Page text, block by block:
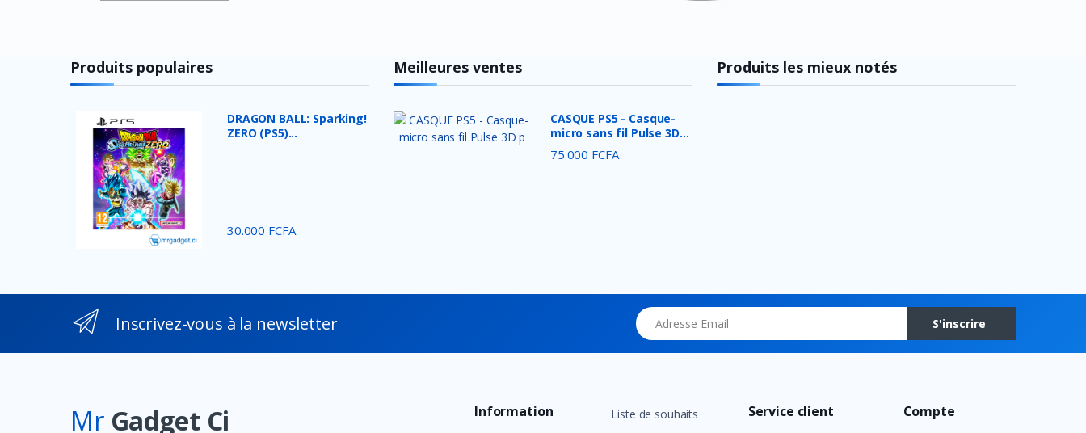
Produits populaires
DRAGON BALL: Sparking!
ZERO (PS5)...
30.000 FCFA
Meilleures ventes
CASQUE PS5 - Casque-
micro sans fil Pulse 3D
p...
75.000 FCFA
Produits les mieux notés
Inscrivez-vous à la newsletter Adresse Email
S'inscrire
Mr Gadget Ci Information
Liste de souhaits
Service client Compte